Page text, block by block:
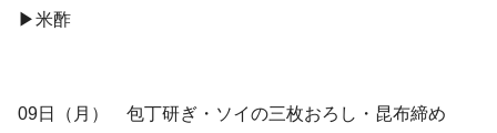
▶︎米酢
09日（月） 包丁研ぎ・ソイの三枚おろし・昆布締め